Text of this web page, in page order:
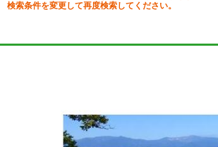
検索条件を変更して再度検索してください。